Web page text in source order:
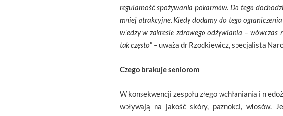
regularność spożywania pokarmów. Do tego
mniej atrakcyjne. Kiedy dodamy do tego
wiedzy w zakresie zdrowego odżywiania –
tak często” – uważa dr Rzodkiewicz, specjalista
Czego brakuje seniorom
W konsekwencji zespołu złego wchłaniania i
wpływają na jakość skóry, paznokci, włosów.